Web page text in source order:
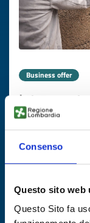
Consenso
Questo sito web
Questo Sito fa
Business offer
Intonaco
sughero e
edilizia
ID: